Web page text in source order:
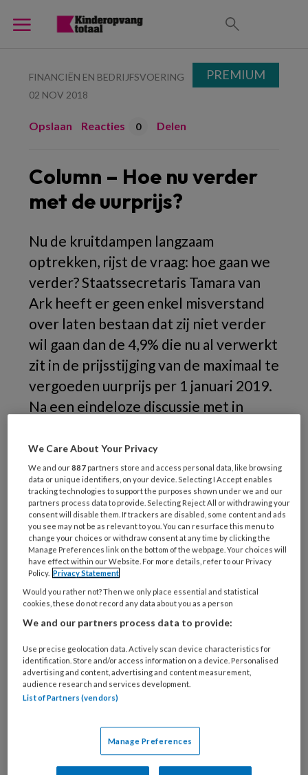
FINANCIËN EN BEDRIJFSVOERING
02 NOV 2018
Opslaan Reacties 0 Delen
Column – Hoe nu verder
met de uurprijs?
Nu de kruitdampen langzaam
optrekken, rijst de vraag: hoe gaan we
verder? Staatssecretaris Tamara van
Ark heeft er geen enkel misverstand
over laten bestaan dat zij niet verder
wil gaan dan de 4,9% die nu al verwerkt
zit in de prijsstijging van de maximaal te
vergoeden uurprijs per 1 januari 2019.
Na een eindeloze discussie met in
blijven de opdrachtgevers van het
rapport Buitenhek - BK, BMK en
BOinK - met lege handen achter. De
grofweg twee procent extra
verhoging van de uurprijs komt er niet.
De
REGISTREREN
Wil je dit artikel lezen?
Maak gratis een account aan en lees 2
Al een account of abonnement?
PREMIUM
We Care About Your Privacy
We and our887 partners store and access personal data, like browsing
data or unique identifiers, on your device. Selecting I Accept enables
tracking technologies to support the purposes shown under we and our
partners process data to provide. Selecting Reject All or withdrawing your
consent will disable them. If trackers are disabled, some content and ads
you see may not be as relevant to you. You can resurface this menu to
change your choices or withdraw consent at any time by clicking the
Manage Preferences link on the bottom of the webpage. Your choices will
have effect within our Website. For more details, refer to our Privacy
Policy. Privacy Statement
Would you rather not? Then we only place essential and statistical
cookies, these do not record any data about you as a person
We and our partners process data to provide:
Use precise geolocation data. Actively scan device characteristics for
identification. Store and/or access information on a device. Personalised
advertising and content, advertising and content measurement,
audience research and services development.
List of Partners (vendors)
Manage Preferences